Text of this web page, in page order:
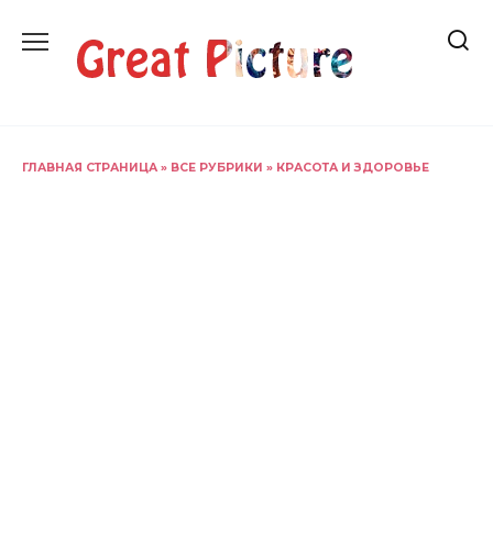
содержанию
ГЛАВНАЯ СТРАНИЦА » ВСЕ РУБРИКИ » КРАСОТА И ЗДОРОВЬЕ